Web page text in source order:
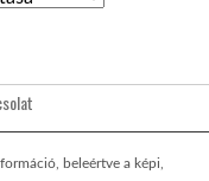
beleértve a képi,